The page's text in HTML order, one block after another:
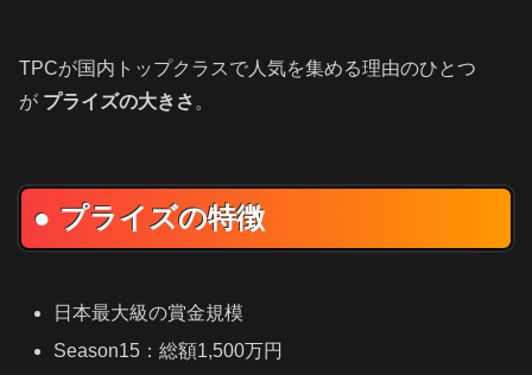
TPCが国内トップクラスで人気を集める理由のひとつ
が プライズの大きさ 。
● プライズの特徴
日本最大級の賞金規模
Season15：総額1,500万円